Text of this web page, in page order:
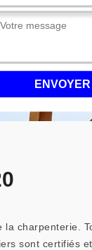
charpenterie.
sont certifiés